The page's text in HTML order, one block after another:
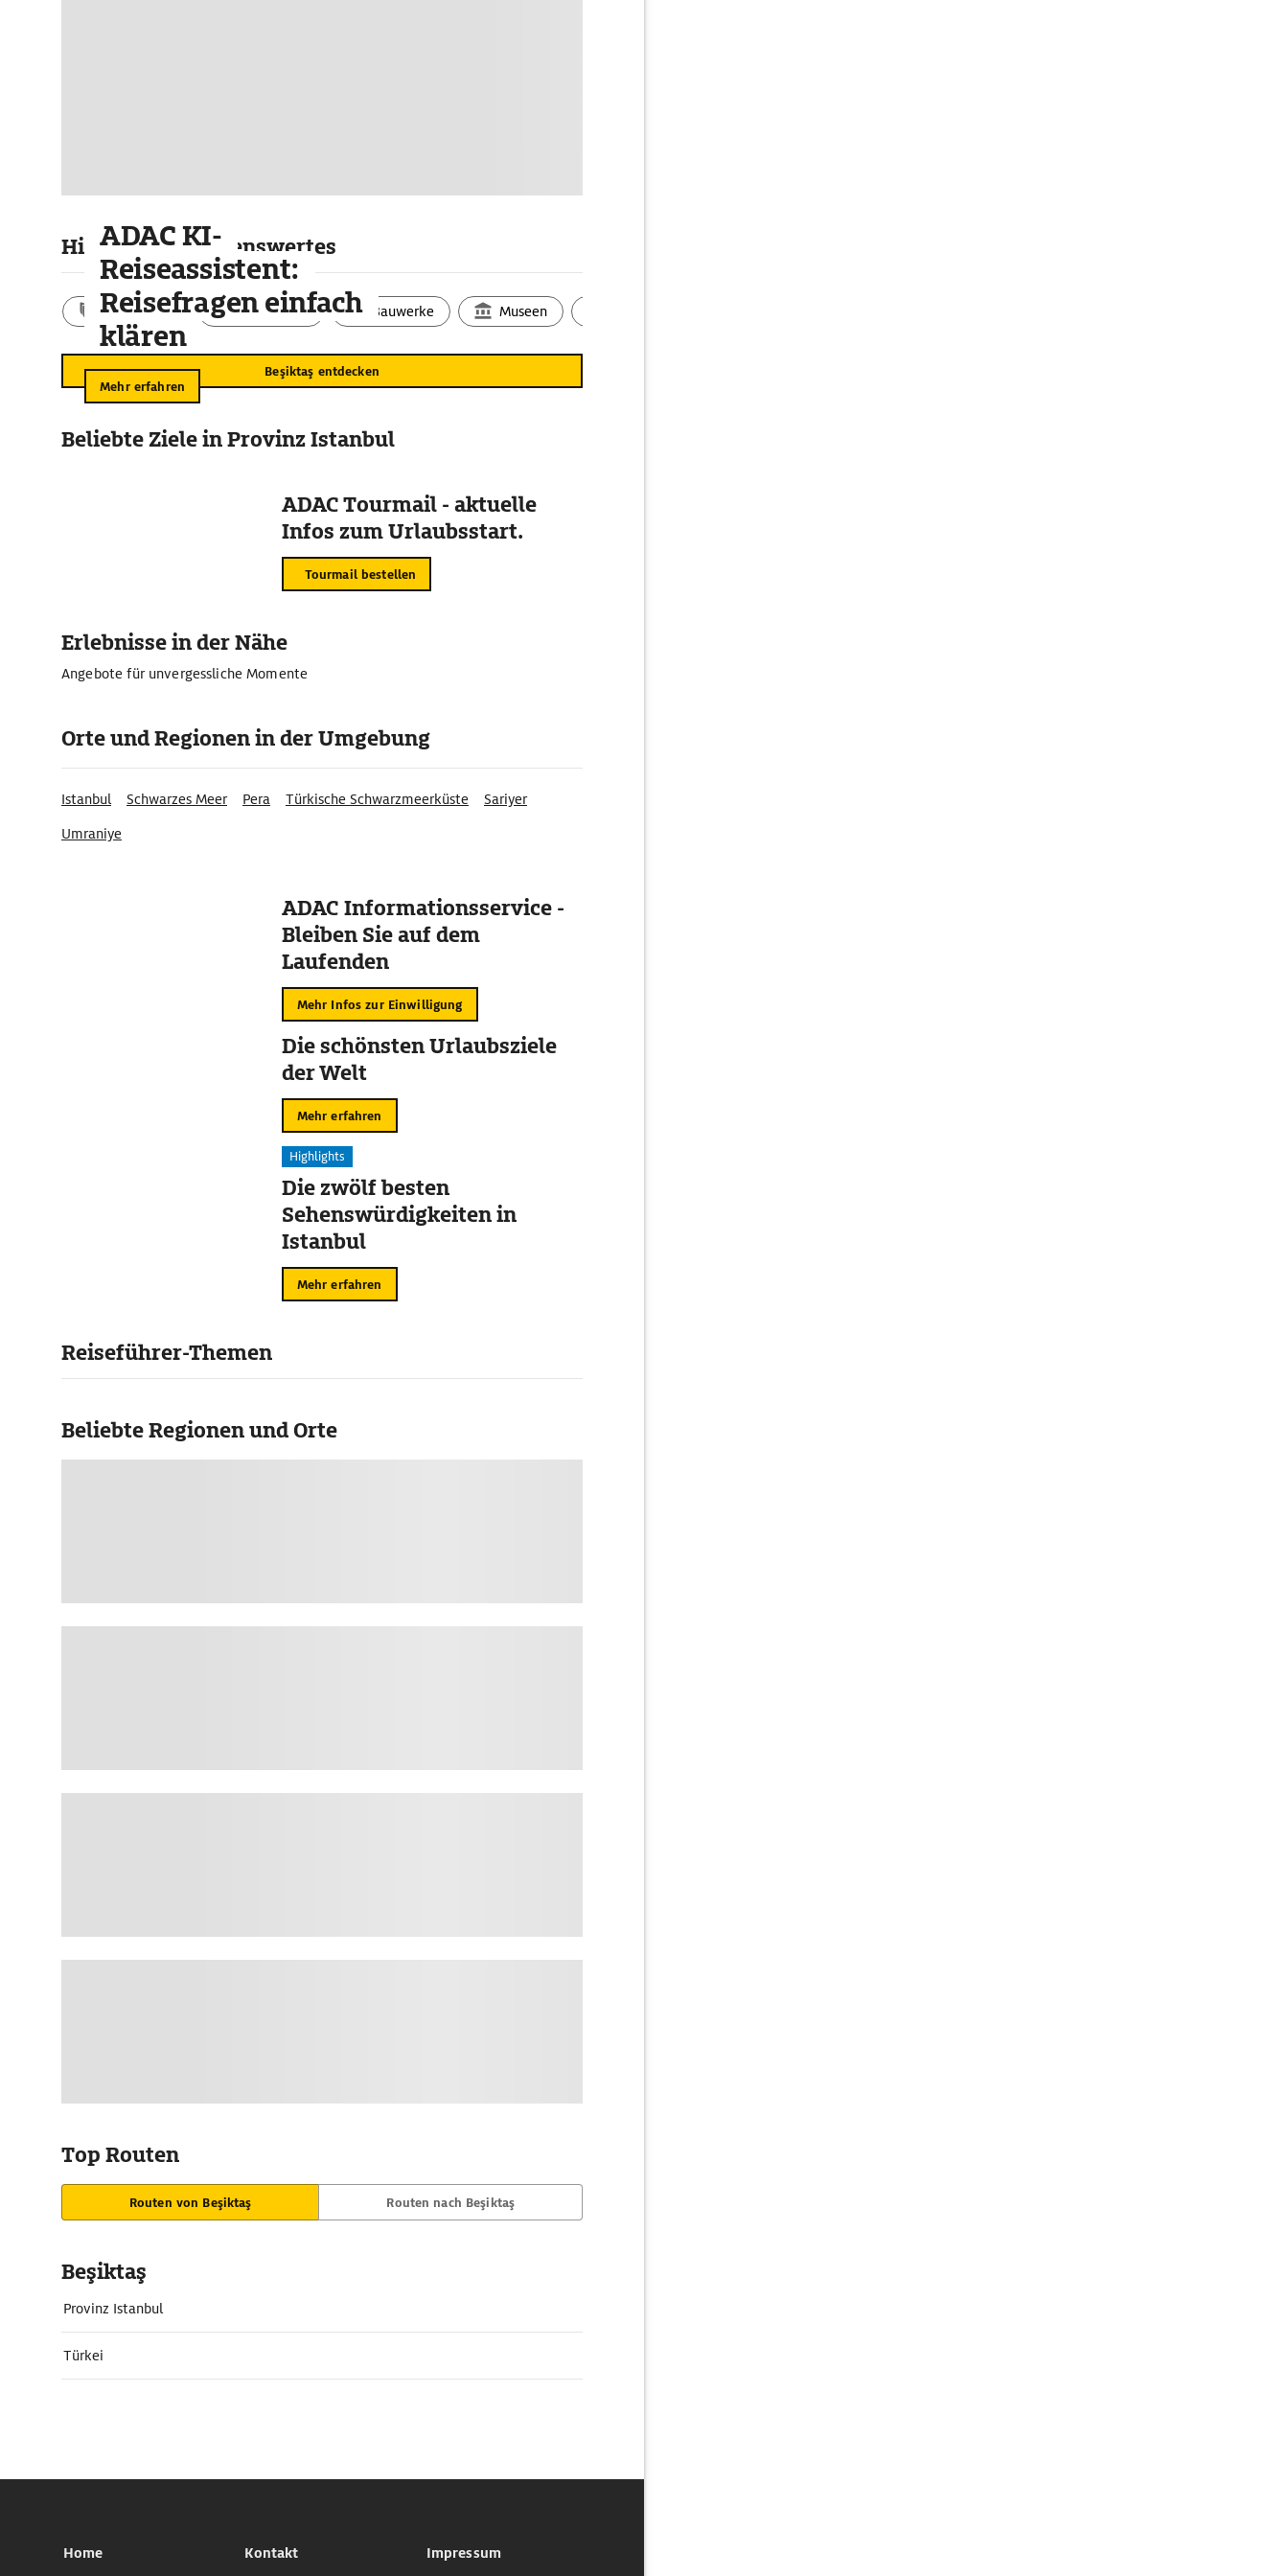
Highlights & Sehenswertes
Aktivitäten Landschaft Bauwerke Museen
Beşiktaş entdecken
ADAC KI-
Reiseassistent:
Reisefragen einfach
klären
Mehr erfahren
Beliebte Ziele in Provinz Istanbul
ADAC Tourmail - aktuelle
Infos zum Urlaubsstart.
Tourmail bestellen
Erlebnisse in der Nähe
Angebote für unvergessliche Momente
Orte und Regionen in der Umgebung
Istanbul Schwarzes Meer Pera Türkische Schwarzmeerküste
Sariyer
Umraniye
ADAC Informationsservice -
Bleiben Sie auf dem
Laufenden
Mehr Infos zur Einwilligung
Die schönsten Urlaubsziele
der Welt
Mehr erfahren
Highlights
Die zwölf besten
Sehenswürdigkeiten in
Istanbul
Mehr erfahren
Reiseführer-Themen
Beliebte Regionen und Orte
Top Routen
Routen von Beşiktaş Routen nach Beşiktaş
Beşiktaş
Provinz Istanbul
Türkei
Home Kontakt Impressum